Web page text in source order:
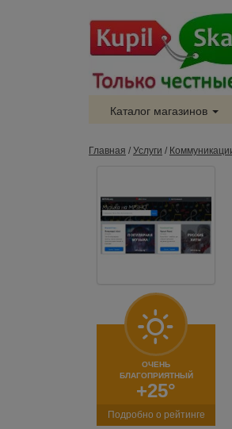
Каталог магазинов
Главная / Услуги /
ОЧЕНЬ
БЛАГОПРИЯТНЫЙ
+25°
Подробно о рейтинге